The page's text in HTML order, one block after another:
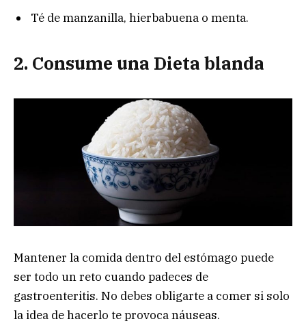
Té de manzanilla, hierbabuena o menta.
2. Consume una Dieta blanda
Mantener la comida dentro del estómago puede
ser todo un reto cuando padeces de
gastroenteritis. No debes obligarte a comer si solo
la idea de hacerlo te provoca náuseas.